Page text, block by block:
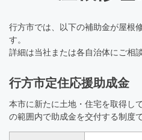
行方市では、以下の補助金が屋根
す。
詳細は当社または各自治体にご相
行方市定住応援助成金
本市に新たに土地・住宅を取得し
の範囲内で助成金を交付する制度で